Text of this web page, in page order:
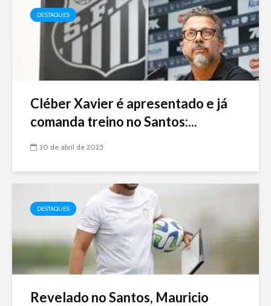
DESTAQUES
Cléber Xavier é apresentado e já
comanda treino no Santos:...
30 de abril de 2025
DESTAQUES
Revelado no Santos, Mauricio